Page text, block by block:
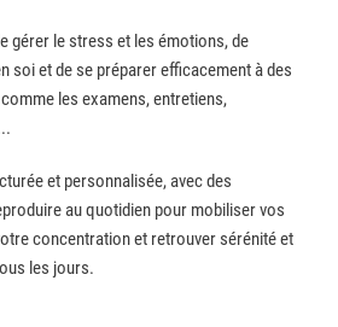
gérer le stress et les émotions, de
soi et de se préparer efficacement à des
les examens, entretiens,
et personnalisée, avec des
au quotidien pour mobiliser vos
concentration et retrouver sérénité et
les jours.